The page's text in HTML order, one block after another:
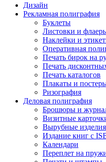
Дизайн
Рекламная полиграфия
Буклеты
Листовки и
Наклейки и
Оперативная
Печать бирок на
Печать
Печать каталогов
Плакаты и
Ризография
Деловая полиграфия
Брошюры и
Визитные
Вырубные
Издание книг с
Календари
Переплет на